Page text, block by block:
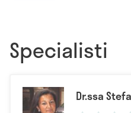
Specialisti
Dr.ssa